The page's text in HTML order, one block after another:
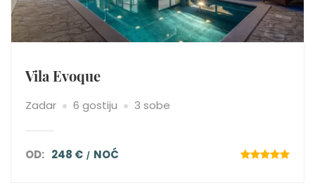
Vila Evoque
Zadar 6 gostiju 3 sobe
OD: 248 € NOĆ